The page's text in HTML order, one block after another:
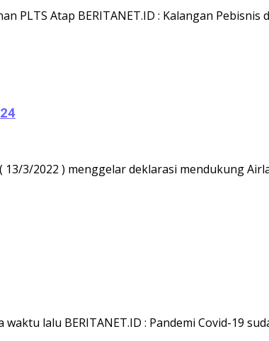
Atap BERITANET.ID : Kalangan Pebisnis
13/3/2022 ) menggelar deklarasi mendukung
lalu BERITANET.ID : Pandemi Covid-19